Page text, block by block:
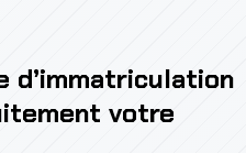
d’immatriculation
votre